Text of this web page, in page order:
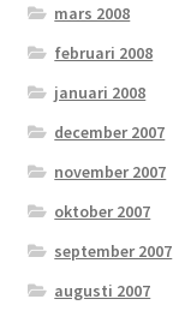
mars 2008
februari 2008
januari 2008
december 2007
november 2007
oktober 2007
september 2007
augusti 2007